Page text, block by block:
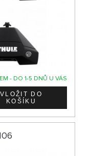
- DO 1-5 DNŮ U VÁS